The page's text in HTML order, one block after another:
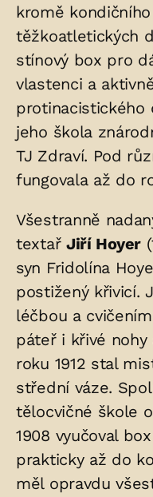
kromě
těžkoatletických
stínový box pro
vlastenci a
protinacistického
jeho škola
TJ Zdraví. Pod
fungovala až do
Všestranně
textař Jiří Hoyer
syn Fridolína
postižený křivicí.
léčbou a
páteř i křivé
roku 1912 stal
střední váze.
tělocvičné škole
1908 vyučoval
prakticky až do
měl opravdu